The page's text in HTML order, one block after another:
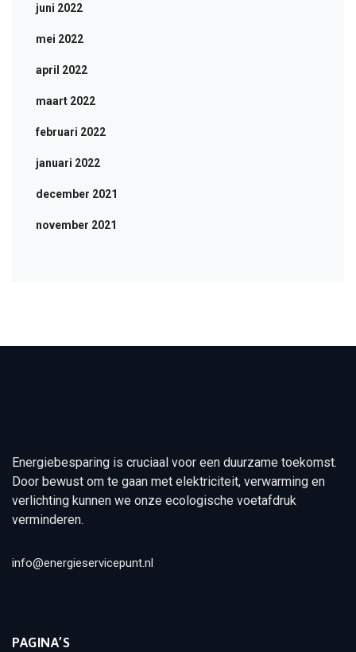
juni 2022
mei 2022
april 2022
maart 2022
februari 2022
januari 2022
december 2021
november 2021
Energiebesparing is cruciaal voor een duurzame toekomst.
Door bewust om te gaan met elektriciteit, verwarming en
verlichting kunnen we onze ecologische voetafdruk
verminderen.
info@energieservicepunt.nl
PAGINA’S